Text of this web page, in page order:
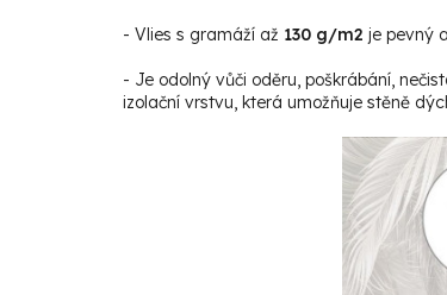
- Vlies s gramáží až 130 g/m2 je pevný
- Je odolný vůči oděru, poškrábání,
izolační vrstvu, která umožňuje stěně